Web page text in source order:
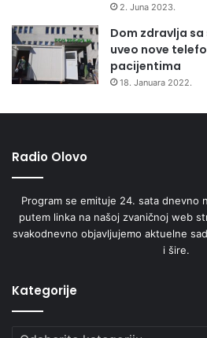
2. Juna 2023.
Dom zdravlja
uveo nove
pacijentima
18. Januara 2022.
Radio Olovo
Program se emituje 24. sata dnevno
putem linka na našoj zvaničnoj web
svakodnevno objavljujemo aktuelne
i šire.
Kategorije
Kategorije